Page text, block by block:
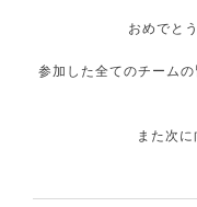
おめでと
参加した全てのチーム
また次